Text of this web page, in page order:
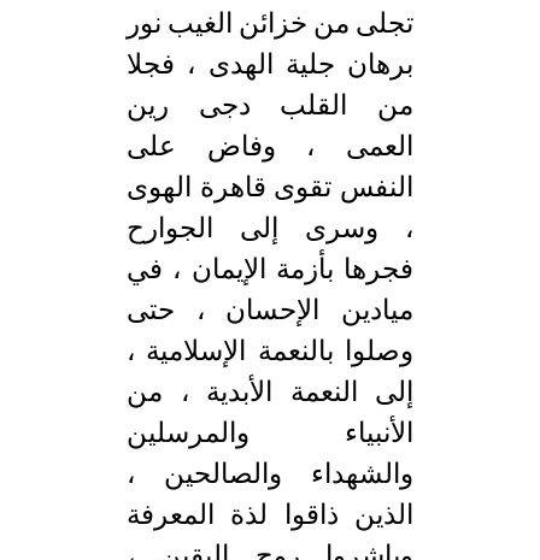
تجلى من خزائن الغيب نور
برهان جلية الهدى ، فجلا
من القلب دجى رين
العمى ، وفاض على
النفس تقوى قاهرة الهوى
، وسرى إلى الجوارح
فجرها بأزمة الإيمان ، في
ميادين الإحسان ، حتى
وصلوا بالنعمة الإسلامية ،
إلى النعمة الأبدية ، من
الأنبياء والمرسلين
والشهداء والصالحين ،
الذين ذاقوا لذة المعرفة